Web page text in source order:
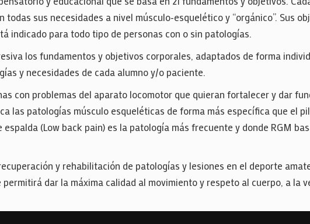
sus necesidades a nivel músculo-esquelético y “orgánico”. Sus
indicado para todo tipo de personas con o sin patologías.
los fundamentos y objetivos corporales, adaptados de forma
y necesidades de cada alumno y/o paciente.
con problemas del aparato locomotor que quieran fortalecer y dar
las patologías músculo esqueléticas de forma más específica que el
(Low back pain) es la patología más frecuente y donde RGM
y rehabilitación de patologías y lesiones en el deporte
dar la máxima calidad al movimiento y respeto al cuerpo, a la